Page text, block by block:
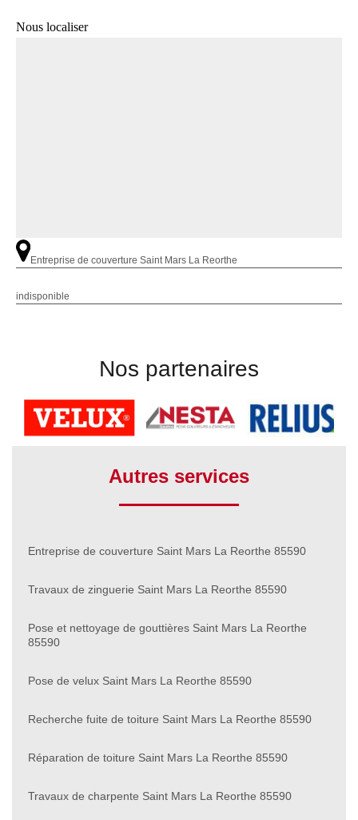
Nous localiser
Entreprise de couverture Saint Mars La Reorthe
indisponible
Nos partenaires
Autres services
Entreprise de couverture Saint Mars La Reorthe 85590
Travaux de zinguerie Saint Mars La Reorthe 85590
Pose et nettoyage de gouttières Saint Mars La Reorthe
85590
Pose de velux Saint Mars La Reorthe 85590
Recherche fuite de toiture Saint Mars La Reorthe 85590
Réparation de toiture Saint Mars La Reorthe 85590
Travaux de charpente Saint Mars La Reorthe 85590